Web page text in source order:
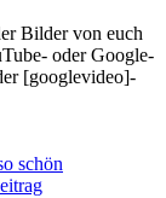
Bilder von euch
oder Google-
[googlevideo]-
schön